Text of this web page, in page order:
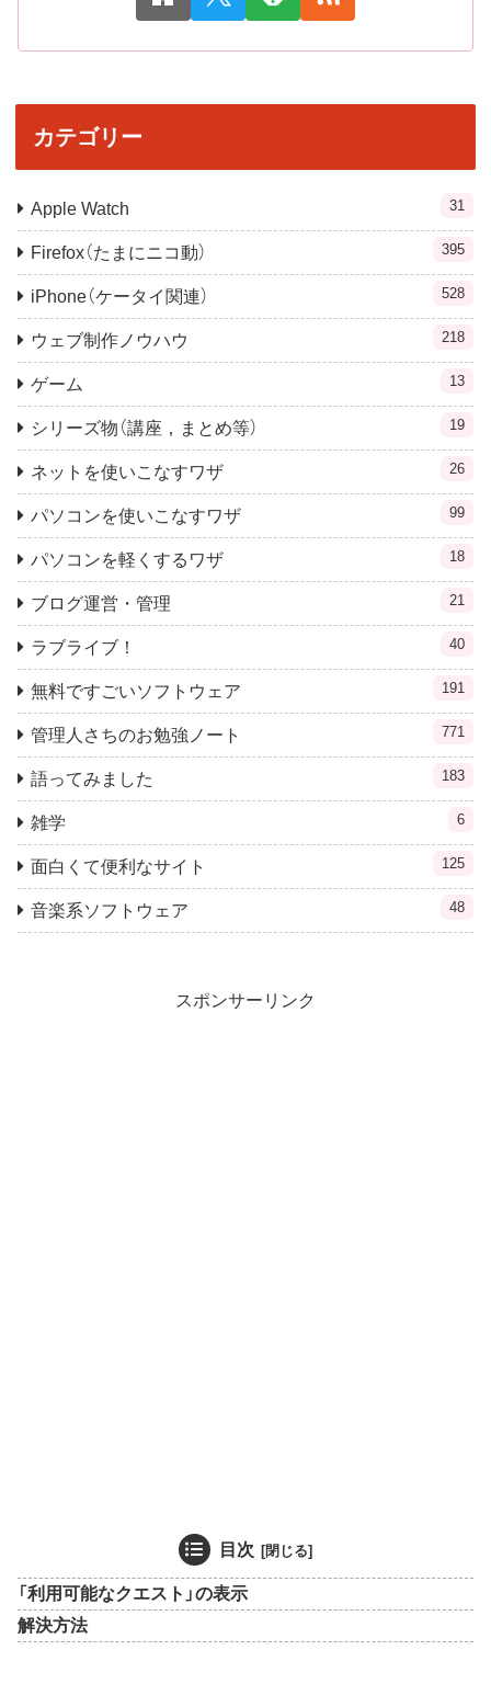
カテゴリー
Apple Watch 31
Firefox（たまにニコ動） 395
iPhone（ケータイ関連） 528
ウェブ制作ノウハウ 218
ゲーム 13
シリーズ物（講座，まとめ等） 19
ネットを使いこなすワザ 26
パソコンを使いこなすワザ 99
パソコンを軽くするワザ 18
ブログ運営・管理 21
ラブライブ！ 40
無料ですごいソフトウェア 191
管理人さちのお勉強ノート 771
語ってみました 183
雑学 6
面白くて便利なサイト 125
音楽系ソフトウェア 48
スポンサーリンク
目次
「利用可能なクエスト」の表示
解決方法